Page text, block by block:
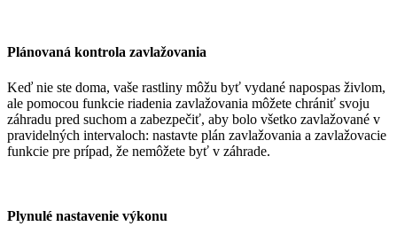
Plánovaná kontrola zavlažovania
Keď nie ste doma, vaše rastliny môžu byť vydané napospas živlom,
ale pomocou funkcie riadenia zavlažovania môžete chrániť svoju
záhradu pred suchom a zabezpečiť, aby bolo všetko zavlažované v
pravidelných intervaloch: nastavte plán zavlažovania a zavlažovacie
funkcie pre prípad, že nemôžete byť v záhrade.
Plynulé nastavenie výkonu